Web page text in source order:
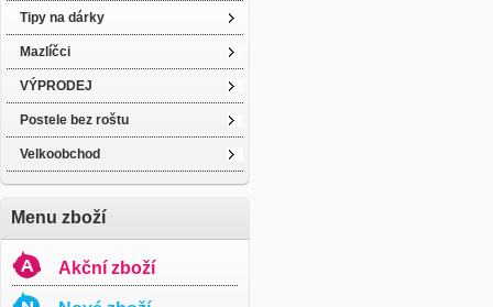
Tipy na dárky
Mazlíčci
VÝPRODEJ
Postele bez roštu
Velkoobchod
Menu zboží
Akční zboží